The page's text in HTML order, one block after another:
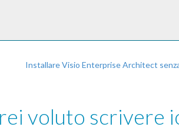
Installare Visio Enterprise Architect
voluto scrivere